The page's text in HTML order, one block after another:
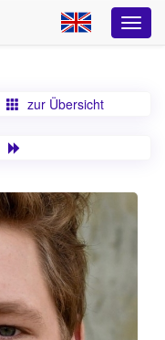
zur Übersicht